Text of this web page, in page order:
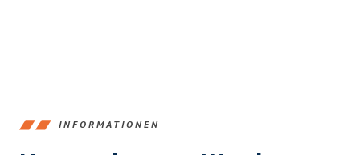
INFORMATIONEN